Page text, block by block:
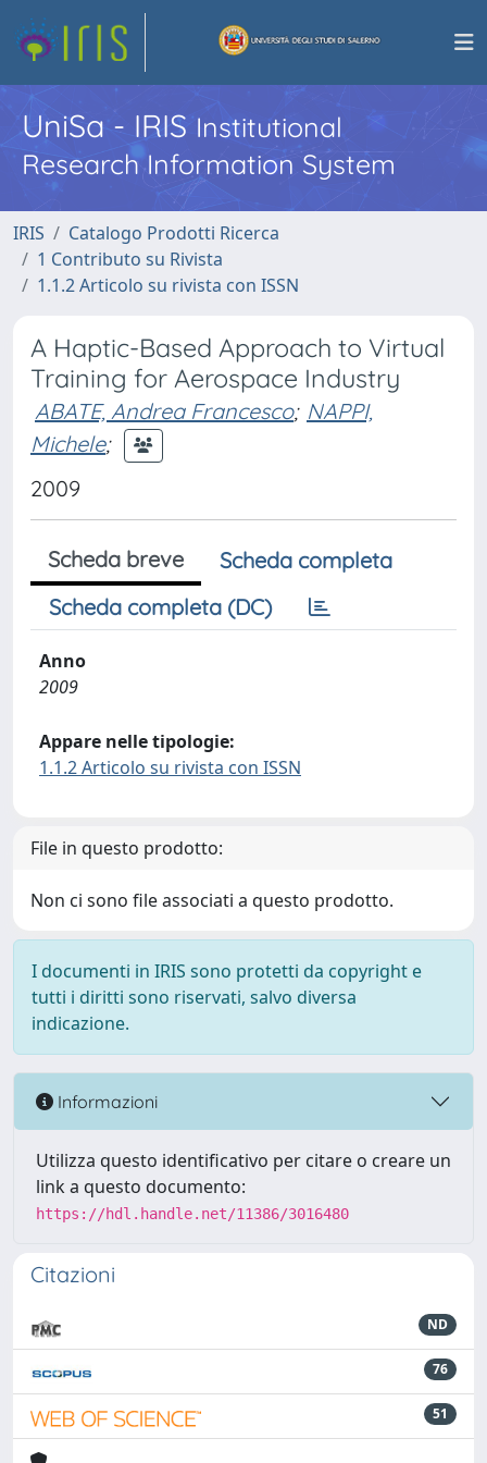
UniSa - IRISInstitutional
Research Information System
IRIS
Catalogo Prodotti Ricerca
1 Contributo su Rivista
1.1.2 Articolo su rivista con ISSN
A Haptic-Based Approach to Virtual
Training for Aerospace Industry
ABATE, Andrea Francesco; NAPPI,
Michele;
2009
Scheda breve
Scheda completa
Scheda completa (DC)
Anno
2009
Appare nelle tipologie:
1.1.2 Articolo su rivista con ISSN
File in questo prodotto:
Non ci sono file associati a questo prodotto.
I documenti in IRIS sono protetti da copyright e
tutti i diritti sono riservati, salvo diversa
indicazione.
Informazioni
Utilizza questo identificativo per citare o creare un
link a questo documento:
https://hdl.handle.net/11386/3016480
Citazioni
ND
76
51